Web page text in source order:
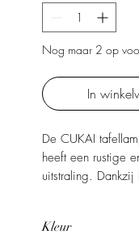
Nog maar 2 op
In
De CUKAI
heeft een rustige
uitstraling. Dankzij
verschillende
Kleur